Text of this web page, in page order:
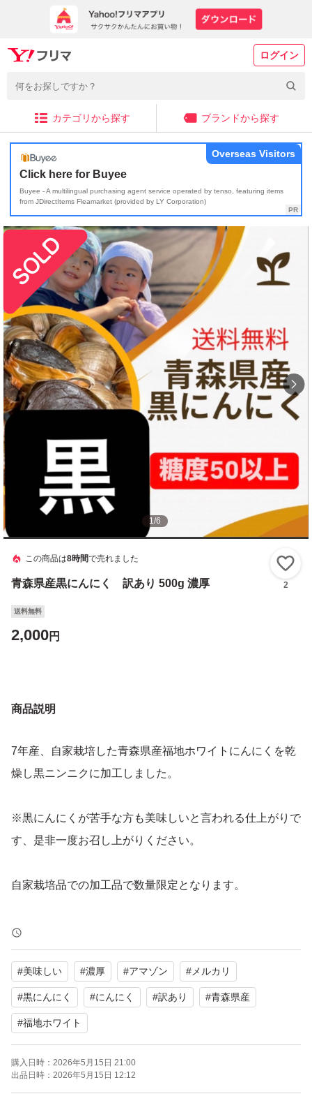
ログイン
カテゴリから探す ブランドから探す
Click here for Buyee
Buyee - A multilingual purchasing agent service operated by tenso, featuring items
from JDirectItems Fleamarket (provided by LY Corporation)
Overseas Visitors
1/6
この商品は8時間で売れました
青森県産黒にんにく 訳あり 500g 濃厚 2
送料無料
2,000円
商品説明
7年産、自家栽培した青森県産福地ホワイトにんにくを乾
燥し黒ニンニクに加工しました。
※黒にんにくが苦手な方も美味しいと言われる仕上がりで
す、是非一度お召し上がりください。
自家栽培品での加工品で数量限定となります。
独自開発した熟成機でにんにく本来の水分のみで容器内で
密閉熟成発酵し完成しました。少し硬めで激甘に仕上がっ
ております。【糖度50以上】
水分無調整、無着色、無香料で、皮がめくれた、
#美味しい #濃厚 #アマゾン #メルカリ
#黒にんにく #にんにく #訳あり #青森県産
#福地ホワイト
購入日時： 2026年5月15日 21:00
出品日時： 2026年5月15日 12:12